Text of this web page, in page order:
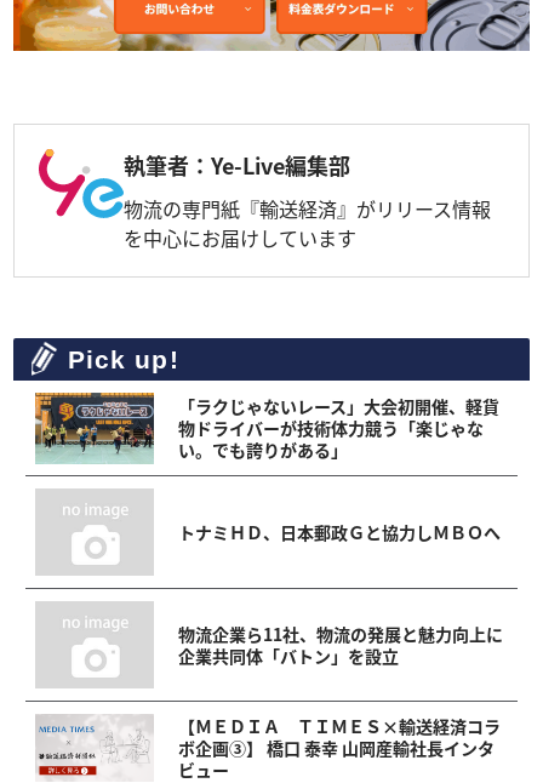
執筆者：Ye-Live編集部
物流の専門紙『輸送経済』がリリース情報
を中心にお届けしています
Pick up!
「ラクじゃないレース」大会初開催、軽貨
物ドライバーが技術体力競う「楽じゃな
い。でも誇りがある」
トナミＨＤ、日本郵政Ｇと協力しＭＢＯへ
物流企業ら11社、物流の発展と魅力向上に
企業共同体「バトン」を設立
【ＭＥＤＩＡ ＴＩＭＥＳ×輸送経済コラ
ボ企画③】 橋口 泰幸 山岡産輸社長インタ
ビュー